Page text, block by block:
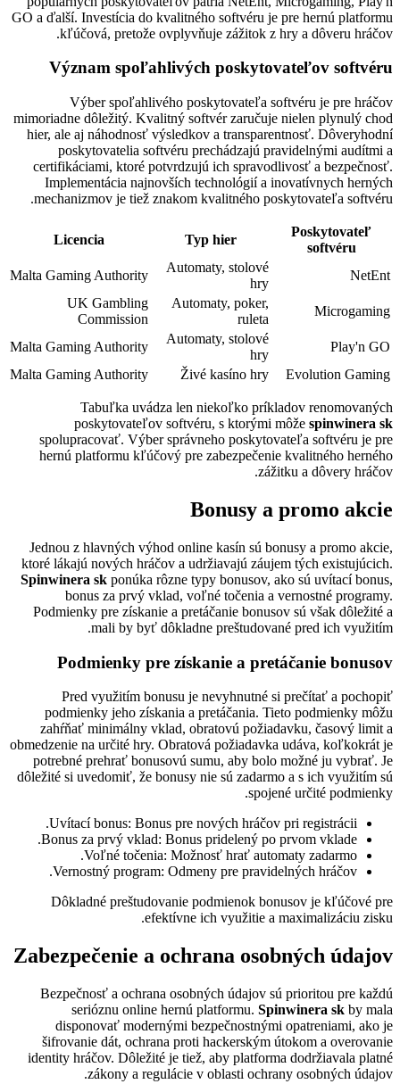
GO a ďalší. Investícia do kvalitného softvéru je pre hernú platformu
kľúčová, pretože ovplyvňuje zážitok z hry a dôveru hráčov.
Význam spoľahlivých poskytovateľov softvéru
Výber spoľahlivého poskytovateľa softvéru je pre hráčov
mimoriadne dôležitý. Kvalitný softvér zaručuje nielen plynulý chod
hier, ale aj náhodnosť výsledkov a transparentnosť. Dôveryhodní
poskytovatelia softvéru prechádzajú pravidelnými audítmi a
certifikáciami, ktoré potvrdzujú ich spravodlivosť a bezpečnosť.
Implementácia najnovších technológií a inovatívnych herných
mechanizmov je tiež znakom kvalitného poskytovateľa softvéru.
Poskytovateľ
softvéru
Typ hier
Licencia
NetEnt
Automaty, stolové
hry
Malta Gaming Authority
Microgaming
Automaty, poker,
ruleta
UK Gambling
Commission
Play'n GO
Automaty, stolové
hry
Malta Gaming Authority
Evolution Gaming
Živé kasíno hry
Malta Gaming Authority
Tabuľka uvádza len niekoľko príkladov renomovaných
poskytovateľov softvéru, s ktorými môže spinwinera sk
spolupracovať. Výber správneho poskytovateľa softvéru je pre
hernú platformu kľúčový pre zabezpečenie kvalitného herného
zážitku a dôvery hráčov.
Bonusy a promo akcie
Jednou z hlavných výhod online kasín sú bonusy a promo akcie,
ktoré lákajú nových hráčov a udržiavajú záujem tých existujúcich.
Spinwinera sk ponúka rôzne typy bonusov, ako sú uvítací bonus,
bonus za prvý vklad, voľné točenia a vernostné programy.
Podmienky pre získanie a pretáčanie bonusov sú však dôležité a
mali by byť dôkladne preštudované pred ich využitím.
Podmienky pre získanie a pretáčanie bonusov
Pred využitím bonusu je nevyhnutné si prečítať a pochopiť
podmienky jeho získania a pretáčania. Tieto podmienky môžu
zahŕňať minimálny vklad, obratovú požiadavku, časový limit a
obmedzenie na určité hry. Obratová požiadavka udáva, koľkokrát je
potrebné prehrať bonusovú sumu, aby bolo možné ju vybrať. Je
dôležité si uvedomiť, že bonusy nie sú zadarmo a s ich využitím sú
spojené určité podmienky.
Uvítací bonus: Bonus pre nových hráčov pri registrácii.
Bonus za prvý vklad: Bonus pridelený po prvom vklade.
Voľné točenia: Možnosť hrať automaty zadarmo.
Vernostný program: Odmeny pre pravidelných hráčov.
Dôkladné preštudovanie podmienok bonusov je kľúčové pre
efektívne ich využitie a maximalizáciu zisku.
Zabezpečenie a ochrana osobných údajov
Bezpečnosť a ochrana osobných údajov sú prioritou pre každú
serióznu online hernú platformu. Spinwinera sk by mala
disponovať modernými bezpečnostnými opatreniami, ako je
šifrovanie dát, ochrana proti hackerským útokom a overovanie
identity hráčov. Dôležité je tiež, aby platforma dodržiavala platné
zákony a regulácie v oblasti ochrany osobných údajov.